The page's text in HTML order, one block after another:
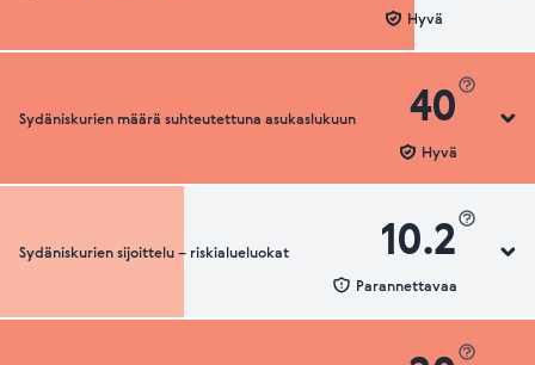
Hyvä
Sydänturvallisuuden luokka
Sydäniskurien määrä suhteutettuna asukaslukuun 40
Hyvä
Sydäniskurien määrä suhteutettuna asukaslukuun
Sydäniskurien sijoittelu – riskialueluokat 10.2
Parannettavaa